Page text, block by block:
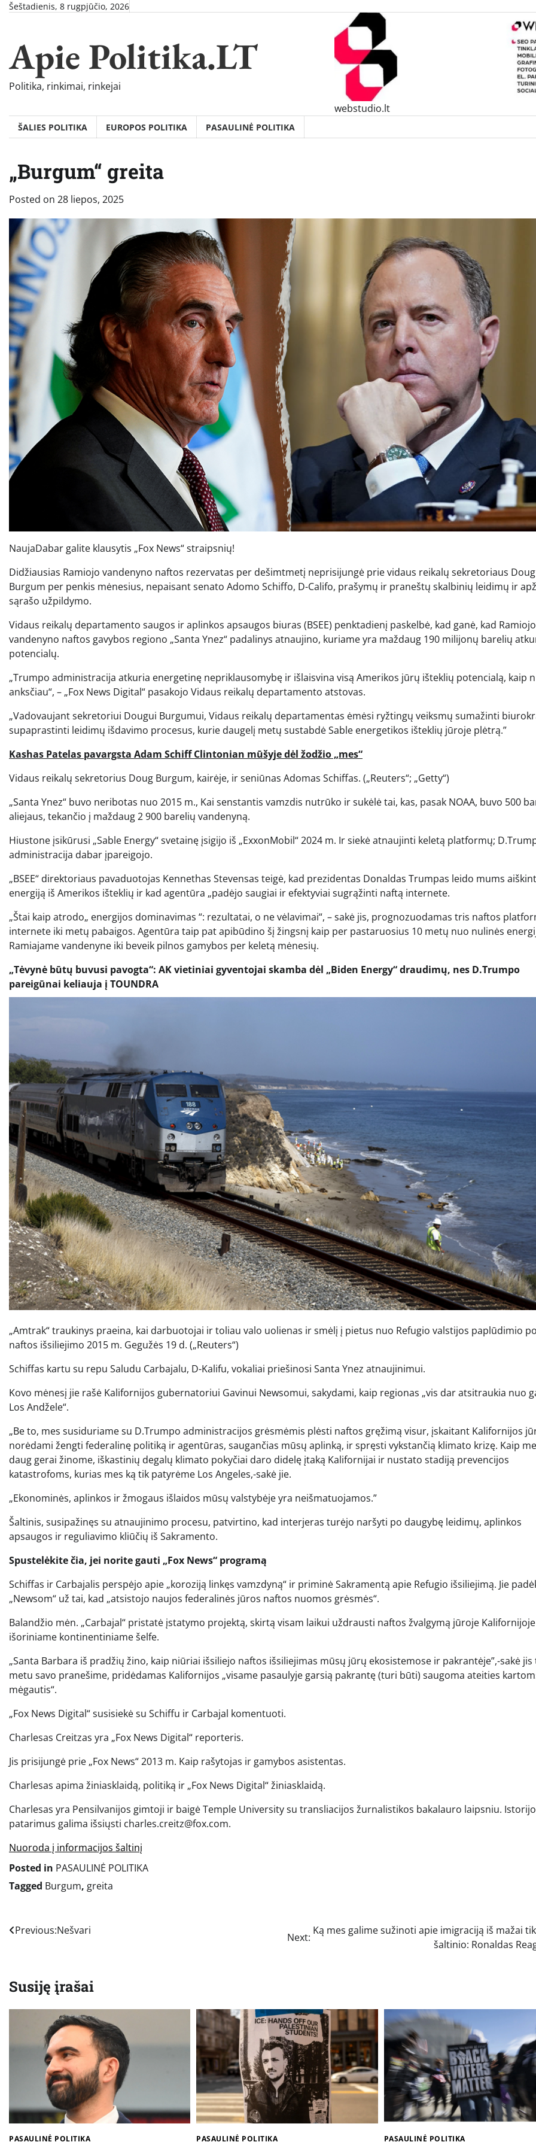
SkipŠeštadienis, 8 rugpjūčio, 2026
Apie Politika.LT
Politika, rinkimai, rinkejai
webstudio.lt
ŠALIES POLITIKA EUROPOS POLITIKA PASAULINĖ POLITIKA
„Burgum“ greita
Posted on 28 liepos, 2025
NaujaDabar galite klausytis „Fox News“ straipsnių!
Didžiausias Ramiojo vandenyno naftos rezervatas per dešimtmetį neprisijungė prie vidaus reikalų sekretoriaus Doug
Burgum per penkis mėnesius, nepaisant senato Adomo Schiffo, D-Califo, prašymų ir praneštų skalbinių leidimų ir
sąrašo užpildymo.
Vidaus reikalų departamento saugos ir aplinkos apsaugos biuras (BSEE) penktadienį paskelbė, kad ganė, kad Ramiojo
vandenyno naftos gavybos regiono „Santa Ynez“ padalinys atnaujino, kuriame yra maždaug 190 milijonų barelių
potencialų.
„Trumpo administracija atkuria energetinę nepriklausomybę ir išlaisvina visą Amerikos jūrų išteklių potencialą, kaip
anksčiau“, – „Fox News Digital“ pasakojo Vidaus reikalų departamento atstovas.
„Vadovaujant sekretoriui Dougui Burgumui, Vidaus reikalų departamentas ėmėsi ryžtingų veiksmų sumažinti
supaprastinti leidimų išdavimo procesus, kurie daugelį metų sustabdė Sable energetikos išteklių jūroje plėtrą.”
Kashas Patelas pavargsta Adam Schiff Clintonian mūšyje dėl žodžio „mes“
Vidaus reikalų sekretorius Doug Burgum, kairėje, ir seniūnas Adomas Schiffas. („Reuters“; „Getty“)
„Santa Ynez“ buvo neribotas nuo 2015 m., Kai senstantis vamzdis nutrūko ir sukėlė tai, kas, pasak NOAA, buvo 500
aliejaus, tekančio į maždaug 2 900 barelių vandenyną.
Hiustone įsikūrusi „Sable Energy“ svetainę įsigijo iš „ExxonMobil“ 2024 m. Ir siekė atnaujinti keletą platformų;
administracija dabar įpareigojo.
„BSEE“ direktoriaus pavaduotojas Kennethas Stevensas teigė, kad prezidentas Donaldas Trumpas leido mums
energiją iš Amerikos išteklių ir kad agentūra „padėjo saugiai ir efektyviai sugrąžinti naftą internete.
„Štai kaip atrodo„ energijos dominavimas “: rezultatai, o ne vėlavimai“, – sakė jis, prognozuodamas tris naftos
internete iki metų pabaigos. Agentūra taip pat apibūdino šį žingsnį kaip per pastaruosius 10 metų nuo nulinės
Ramiajame vandenyne iki beveik pilnos gamybos per keletą mėnesių.
„Tėvynė būtų buvusi pavogta“: AK vietiniai gyventojai skamba dėl „Biden Energy“ draudimų, nes D.Trumpo
pareigūnai keliauja į TOUNDRA
„Amtrak“ traukinys praeina, kai darbuotojai ir toliau valo uolienas ir smėlį į pietus nuo Refugio valstijos paplūdimio
naftos išsiliejimo 2015 m. Gegužės 19 d. („Reuters“)
Schiffas kartu su repu Saludu Carbajalu, D-Kalifu, vokaliai priešinosi Santa Ynez atnaujinimui.
Kovo mėnesį jie rašė Kalifornijos gubernatoriui Gavinui Newsomui, sakydami, kaip regionas „vis dar atsitraukia nuo
Los Andžele“.
„Be to, mes susiduriame su D.Trumpo administracijos grėsmėmis plėsti naftos gręžimą visur, įskaitant Kalifornijos
norėdami žengti federalinę politiką ir agentūras, saugančias mūsų aplinką, ir spręsti vykstančią klimato krizę. Kaip
daug gerai žinome, iškastinių degalų klimato pokyčiai daro didelę įtaką Kalifornijai ir nustato stadiją prevencijos
katastrofoms, kurias mes ką tik patyrėme Los Angeles,-sakė jie.
„Ekonominės, aplinkos ir žmogaus išlaidos mūsų valstybėje yra neišmatuojamos.”
Šaltinis, susipažinęs su atnaujinimo procesu, patvirtino, kad interjeras turėjo naršyti po daugybę leidimų, aplinkos
apsaugos ir reguliavimo kliūčių iš Sakramento.
Spustelėkite čia, jei norite gauti „Fox News“ programą
Schiffas ir Carbajalis perspėjo apie „koroziją linkęs vamzdyną“ ir priminė Sakramentą apie Refugio išsiliejimą. Jie
„Newsom“ už tai, kad „atsistojo naujos federalinės jūros naftos nuomos grėsmės“.
Balandžio mėn. „Carbajal“ pristatė įstatymo projektą, skirtą visam laikui uždrausti naftos žvalgymą jūroje Kalifornijoje
išoriniame kontinentiniame šelfe.
„Santa Barbara iš pradžių žino, kaip niūriai išsiliejo naftos išsiliejimas mūsų jūrų ekosistemose ir pakrantėje”,-sakė jis
metu savo pranešime, pridėdamas Kalifornijos „visame pasaulyje garsią pakrantę (turi būti) saugoma ateities
mėgautis“.
„Fox News Digital“ susisiekė su Schiffu ir Carbajal komentuoti.
Charlesas Creitzas yra „Fox News Digital“ reporteris.
Jis prisijungė prie „Fox News“ 2013 m. Kaip rašytojas ir gamybos asistentas.
Charlesas apima žiniasklaidą, politiką ir „Fox News Digital“ žiniasklaidą.
Charlesas yra Pensilvanijos gimtoji ir baigė Temple University su transliacijos žurnalistikos bakalauro laipsniu.
patarimus galima išsiųsti charles.creitz@fox.com.
Nuoroda į informacijos šaltinį
Posted in PASAULINĖ POLITIKA
Tagged Burgum, greita
Navigacija
įrašų
Previous:Nešvari
Next:
Ką mes galime sužinoti apie imigraciją iš mažai
šaltinio: Ronaldas
Susiję įrašai
PASAULINĖ POLITIKA PASAULINĖ POLITIKA PASAULINĖ POLITIKA